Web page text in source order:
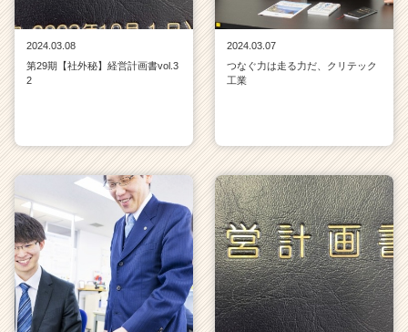
2024.03.08
第29期【社外秘】経営計画書vol.3
2
2024.03.07
つなぐ力は走る力だ、クリテック
工業